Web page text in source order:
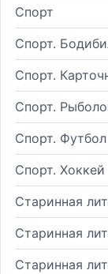
Спорт
Спорт.
Спорт.
Спорт.
Спорт. Футбол
Спорт. Хоккей
Старинная
Старинная
Старинная